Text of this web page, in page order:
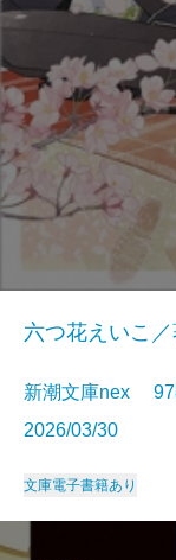
六つ花えいこ
新潮文庫nex
2026/03/30
文庫電子書籍あり